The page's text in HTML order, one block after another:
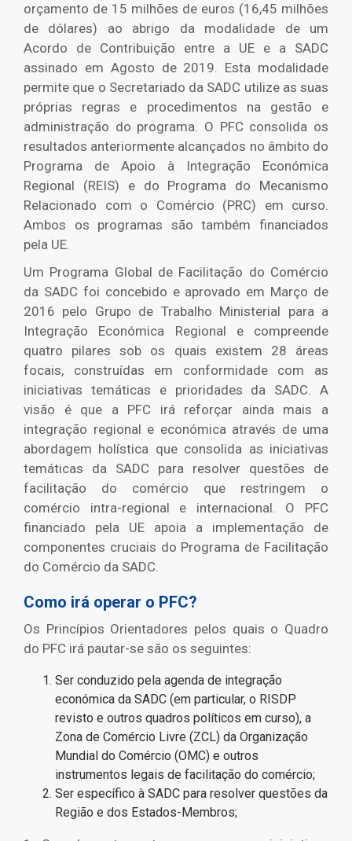
orçamento de 15 milhões de euros (16,45 milhões
de dólares) ao abrigo da modalidade de um
Acordo de Contribuição entre a UE e a SADC
assinado em Agosto de 2019. Esta modalidade
permite que o Secretariado da SADC utilize as suas
próprias regras e procedimentos na gestão e
administração do programa. O PFC consolida os
resultados anteriormente alcançados no âmbito do
Programa de Apoio à Integração Económica
Regional (REIS) e do Programa do Mecanismo
Relacionado com o Comércio (PRC) em curso.
Ambos os programas são também financiados
pela UE.
Um Programa Global de Facilitação do Comércio
da SADC foi concebido e aprovado em Março de
2016 pelo Grupo de Trabalho Ministerial para a
Integração Económica Regional e compreende
quatro pilares sob os quais existem 28 áreas
focais, construídas em conformidade com as
iniciativas temáticas e prioridades da SADC. A
visão é que a PFC irá reforçar ainda mais a
integração regional e económica através de uma
abordagem holística que consolida as iniciativas
temáticas da SADC para resolver questões de
facilitação do comércio que restringem o
comércio intra-regional e internacional. O PFC
financiado pela UE apoia a implementação de
componentes cruciais do Programa de Facilitação
do Comércio da SADC.
Como irá operar o PFC?
Os Princípios Orientadores pelos quais o Quadro
do PFC irá pautar-se são os seguintes:
Ser conduzido pela agenda de integração
económica da SADC (em particular, o RISDP
revisto e outros quadros políticos em curso), a
Zona de Comércio Livre (ZCL) da Organização
Mundial do Comércio (OMC) e outros
instrumentos legais de facilitação do comércio;
Ser específico à SADC para resolver questões da
Região e dos Estados-Membros;